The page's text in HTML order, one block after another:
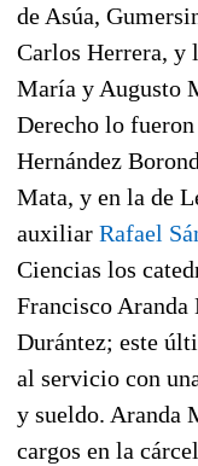
de Asúa,
Carlos Herrera, y
María y Augusto
Derecho lo
Hernández
Mata, y en la de
auxiliar Rafael
Ciencias los
Francisco
Durántez; este
al servicio con
y sueldo. Aranda
cargos en la